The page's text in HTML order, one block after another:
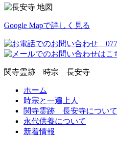
Google Mapで詳しく見る
関寺霊跡 時宗 長安寺
ホーム
時宗と一遍上人
関寺霊跡 長安寺について
永代供養について
新着情報